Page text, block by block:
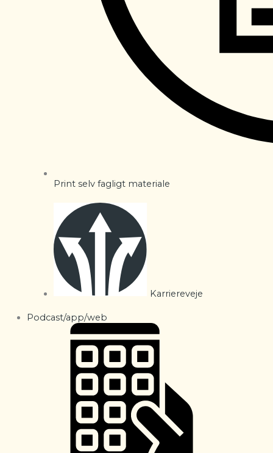
Print selv fagligt materiale
Karriereveje
Podcast/app/web